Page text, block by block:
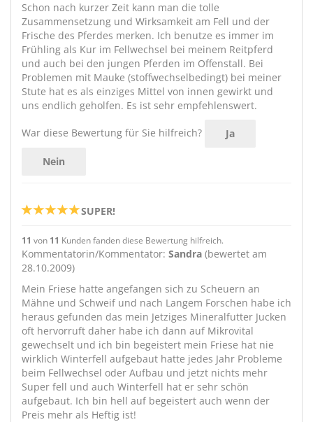
Schon nach kurzer Zeit kann man die tolle
Zusammensetzung und Wirksamkeit am Fell und der
Frische des Pferdes merken. Ich benutze es immer im
Frühling als Kur im Fellwechsel bei meinem Reitpferd
und auch bei den jungen Pferden im Offenstall. Bei
Problemen mit Mauke (stoffwechselbedingt) bei meiner
Stute hat es als einziges Mittel von innen gewirkt und
uns endlich geholfen. Es ist sehr empfehlenswert.
War diese Bewertung für Sie hilfreich? Ja
Nein
SUPER!
11 von 11 Kunden fanden diese Bewertung hilfreich.
Kommentatorin/Kommentator: Sandra (bewertet am
28.10.2009)
Mein Friese hatte angefangen sich zu Scheuern an
Mähne und Schweif und nach Langem Forschen habe ich
heraus gefunden das mein Jetziges Mineralfutter Jucken
oft hervorruft daher habe ich dann auf Mikrovital
gewechselt und ich bin begeistert mein Friese hat nie
wirklich Winterfell aufgebaut hatte jedes Jahr Probleme
beim Fellwechsel oder Aufbau und jetzt nichts mehr
Super fell und auch Winterfell hat er sehr schön
aufgebaut. Ich bin hell auf begeistert auch wenn der
Preis mehr als Heftig ist!